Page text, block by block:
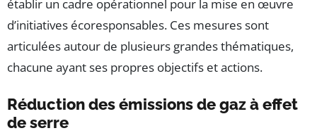
établir un cadre opérationnel pour la mise en œuvre
d’initiatives écoresponsables. Ces mesures sont
articulées autour de plusieurs grandes thématiques,
chacune ayant ses propres objectifs et actions.
Réduction des émissions de gaz à effet
de serre